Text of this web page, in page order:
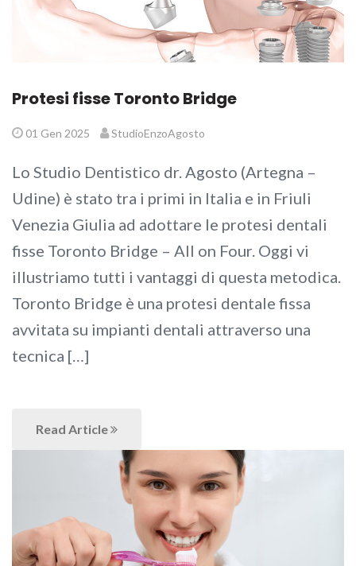
Protesi fisse Toronto Bridge
01 Gen 2025 StudioEnzoAgosto
Lo Studio Dentistico dr. Agosto (Artegna –
Udine) è stato tra i primi in Italia e in Friuli
Venezia Giulia ad adottare le protesi dentali
fisse Toronto Bridge – All on Four. Oggi vi
illustriamo tutti i vantaggi di questa metodica.
Toronto Bridge è una protesi dentale fissa
avvitata su impianti dentali attraverso una
tecnica […]
Read Article